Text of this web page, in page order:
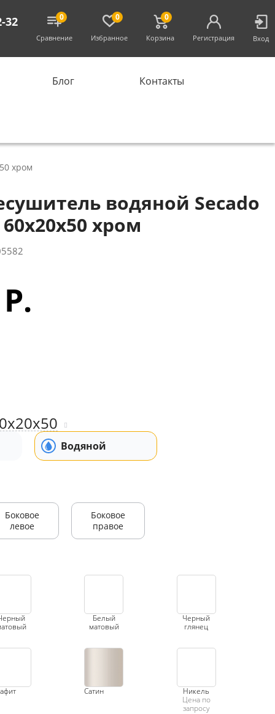
32 0
Сравнение
0
Избранное
0
Корзина Регистрация Вход
Блог Контакты
хром
водяной Secado
хром
Водяной
Боковое
левое
Боковое
правое
Белый
матовый
Черный
глянец
Сатин
Никель
Цена по
запросу